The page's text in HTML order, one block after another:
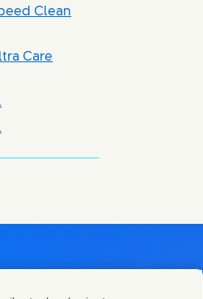
Clean
Care